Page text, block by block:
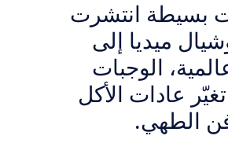
بسيطة انتشرت
ميديا إلى
الوجبات
عادات الأكل
الطهي.